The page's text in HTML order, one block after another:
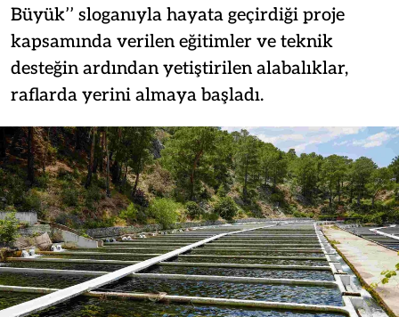
Büyük’’ sloganıyla hayata geçirdiği proje
kapsamında verilen eğitimler ve teknik
desteğin ardından yetiştirilen alabalıklar,
raflarda yerini almaya başladı.